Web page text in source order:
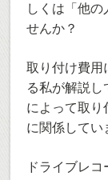
しくは「他の
せんか？
取り付け費用
る私が解説し
によって取り
に関係してい
ドライブレ